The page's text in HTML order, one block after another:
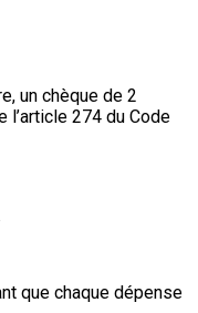
un chèque de 2
l’article 274 du Code
que chaque dépense